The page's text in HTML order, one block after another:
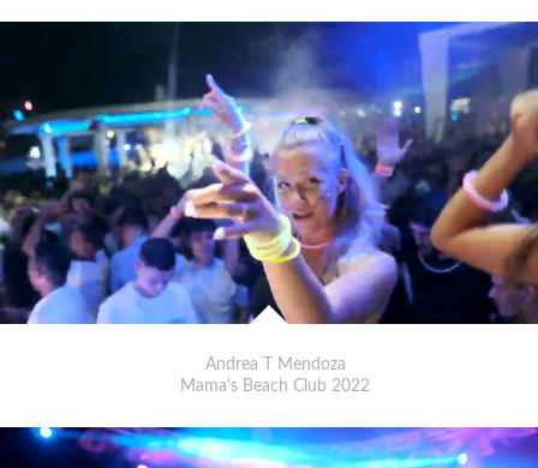
Andrea T Mendoza
Mama's Beach Club 2022